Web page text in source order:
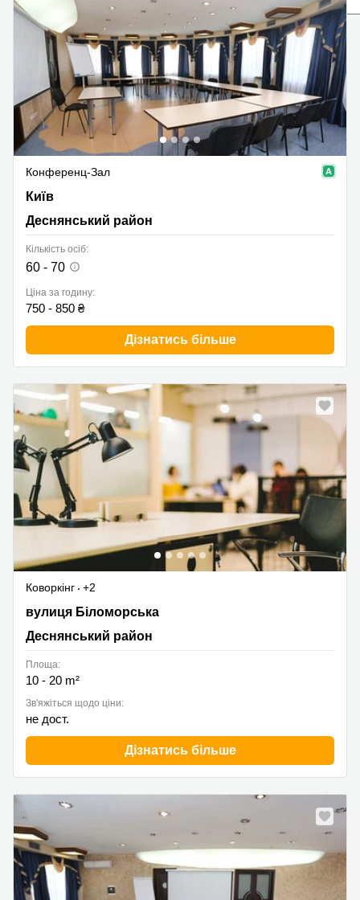
Конференц-Зал
Київ, Деснянський район
Київ
Деснянський район
Кількість осіб:
60 - 70
Ціна за годину:
750 - 850 ₴
Дізнатись більше
Коворкінг
+2
вулиця Біломорська, 1, Деснянський район
вулиця Біломорська
Деснянський район
Площа:
10 - 20 m²
Зв'яжіться щодо ціни:
не дост.
Дізнатись більше